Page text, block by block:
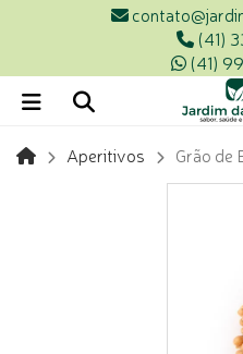
(41)
(41)
Aperitivos Grão de